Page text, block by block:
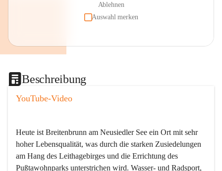
Ablehnen
Auswahl merken
Beschreibung
YouTube-Video
Heute ist Breitenbrunn am Neusiedler See ein Ort mit sehr
hoher Lebensqualität, was durch die starken Zusiedelungen
am Hang des Leithagebirges und die Errichtung des
Pußtawohnparks unterstrichen wird. Wasser- und Radsport,